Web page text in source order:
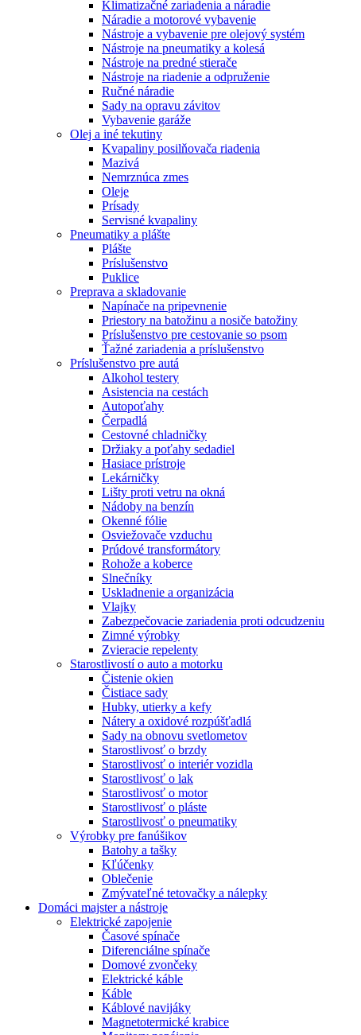
Klimatizačné zariadenia a náradie
Náradie a motorové vybavenie
Nástroje a vybavenie pre olejový systém
Nástroje na pneumatiky a kolesá
Nástroje na predné stierače
Nástroje na riadenie a odpruženie
Ručné náradie
Sady na opravu závitov
Vybavenie garáže
Olej a iné tekutiny
Kvapaliny posilňovača riadenia
Mazivá
Nemrznúca zmes
Oleje
Prísady
Servisné kvapaliny
Pneumatiky a plášte
Plášte
Príslušenstvo
Puklice
Preprava a skladovanie
Napínače na pripevnenie
Priestory na batožinu a nosiče batožiny
Príslušenstvo pre cestovanie so psom
Ťažné zariadenia a príslušenstvo
Príslušenstvo pre autá
Alkohol testery
Asistencia na cestách
Autopoťahy
Čerpadlá
Cestovné chladničky
Držiaky a poťahy sedadiel
Hasiace prístroje
Lekárničky
Lišty proti vetru na okná
Nádoby na benzín
Okenné fólie
Osviežovače vzduchu
Prúdové transformátory
Rohože a koberce
Slnečníky
Uskladnenie a organizácia
Vlajky
Zabezpečovacie zariadenia proti odcudzeniu
Zimné výrobky
Zvieracie repelenty
Starostlivostí o auto a motorku
Čistenie okien
Čistiace sady
Hubky, utierky a kefy
Nátery a oxidové rozpúšťadlá
Sady na obnovu svetlometov
Starostlivosť o brzdy
Starostlivosť o interiér vozidla
Starostlivosť o lak
Starostlivosť o motor
Starostlivosť o pláste
Starostlivosť o pneumatiky
Výrobky pre fanúšikov
Batohy a tašky
Kľúčenky
Oblečenie
Zmývateľné tetovačky a nálepky
Domáci majster a nástroje
Elektrické zapojenie
Časové spínače
Diferenciálne spínače
Domové zvončeky
Elektrické káble
Káble
Káblové navijáky
Magnetotermické krabice